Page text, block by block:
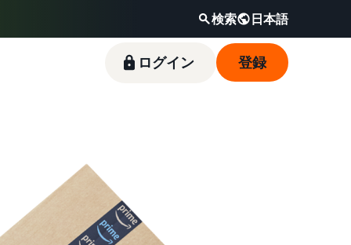
検索 日本語
新規出品者向け特典
スタートダッシュ成功パックをお得に始めるた
めに、特典を活用しましょう。ブランド売上の
最大787.5万円分の還元します。
料金シミュレーター
販売する商品の詳細と配送費用を入力するだけ
で、さまざまな配送方法のコストをすぐに比較
フルフィルメント by
Amazon(FBA)
商品を預けるだけで、Amazonが注文受付から
梱包・配送・返品対応まで行い、手間を減らし
て効率的に販売できる配送代行サービスです。
Amazonブランド登録（Brand
Registry）
Amazon Brand Registryにブランドを登録する
と、さまざまなブランド構築ツールと保護の特
典を利用できます。
Amazon出品ブログ
Amazon出品サービス公式が提供するネット販
売・Amazon出品お役立ち情報（ブログ記事）
をテーマ別に一覧でご紹介します。
ログイン 登録